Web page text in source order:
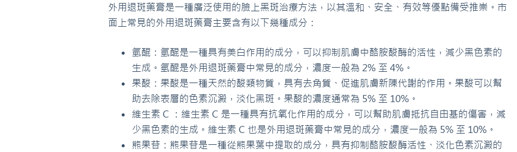
外用退斑藥膏是一種廣泛使用的臉上黑斑治療方法，以其溫和、安全、有效等優點備受推崇。市
面上常見的外用退斑藥膏主要含有以下幾種成分：
氫醌：氫醌是一種具有美白作用的成分，可以抑制肌膚中酪胺酸酶的活性，減少黑色素的
生成。氫醌是外用退斑藥膏中常見的成分，濃度一般為 2% 至 4%。
果酸：果酸是一種天然的酸類物質，具有去角質、促進肌膚新陳代謝的作用。果酸可以幫
助去除表層的色素沉澱，淡化黑斑。果酸的濃度通常為 5% 至 10%。
維生素 C ：維生素 C 是一種具有抗氧化作用的成分，可以幫助肌膚抵抗自由基的傷害，減
少黑色素的生成。維生素 C 也是外用退斑藥膏中常見的成分，濃度一般為 5% 至 10%。
熊果苷：熊果苷是一種從熊果葉中提取的成分，具有抑制酪胺酸酶活性、淡化色素沉澱的